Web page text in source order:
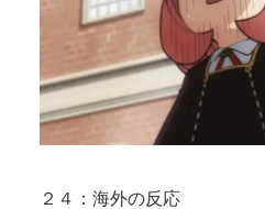
２４：海外の反応